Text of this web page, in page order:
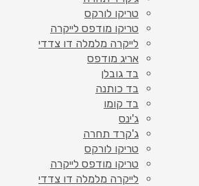
טריקו לורקס
טריקו מודפס לייקרה
לייקרה מלמלה דו צדדי
אריג מודפס
בד גובלן
בד כותנה
בד קומו
ג'ינס
ג'קרד תחרה
טריקו לורקס
טריקו מודפס לייקרה
לייקרה מלמלה דו צדדי